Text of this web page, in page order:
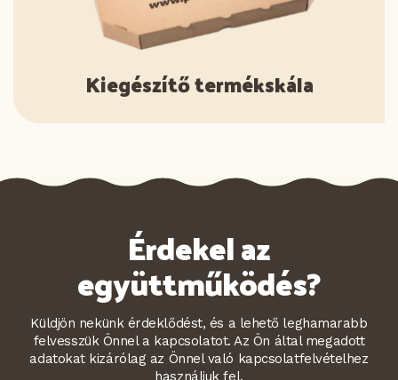
Kiegészítő termékskála
Érdekel az
együttműködés?
Küldjön nekünk érdeklődést, és a lehető leghamarabb
felvesszük Önnel a kapcsolatot. Az Ön által megadott
adatokat kizárólag az Önnel való kapcsolatfelvételhez
használjuk fel.